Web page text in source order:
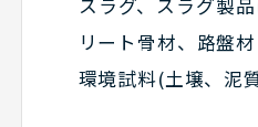
リート骨材、路盤
環境試料(土壌、泥